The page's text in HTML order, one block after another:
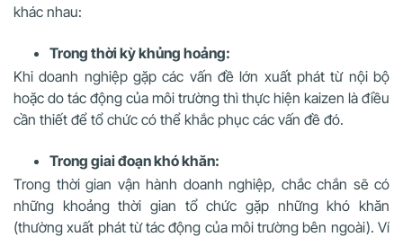
khác nhau:
Trong thời kỳ khủng hoảng:
Khi doanh nghiệp gặp các vấn đề lớn xuất phát từ nội bộ
hoặc do tác động của môi trường thì thực hiện kaizen là điều
cần thiết để tổ chức có thể khắc phục các vấn đề đó.
Trong giai đoạn khó khăn:
Trong thời gian vận hành doanh nghiệp, chắc chắn sẽ có
những khoảng thời gian tổ chức gặp những khó khăn
(thường xuất phát từ tác động của môi trường bên ngoài). Ví